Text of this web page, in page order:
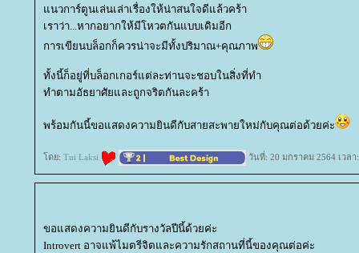
นวการ์ตูนเล่นเล่าเรื่องให้น่าสนใจดีแล้วคร้า
เราว่า...หากอยากให้มีโหวตกันแบบเดิมอีก
การเขียนบล็อกก็ควรน่าจะมีทั้งปริมาณ+คุณภาพ
ทั้งนี้ก็อยู่ที่บล็อกเกอร์แต่ละท่านจะชอบในสิ่งที่ทำ
ทำตามอัธยาศัยและถูกจริตกันละคร้า
พร้อมกันนี้ขอแสดงความยินดีกับสายสะพายใหม่กับคุณต่อด้วยค่ะ
ดย: Tui Laksi วันที่: 20 มกราคม 2564 เวลา
ขอแสดงความยินดีกับรางวัลปีนี้ด้วยค่ะ
Introvert อาจแพ้ไมตรีจิตและความรักสถานที่นี้ของคุณต่อค่ะ